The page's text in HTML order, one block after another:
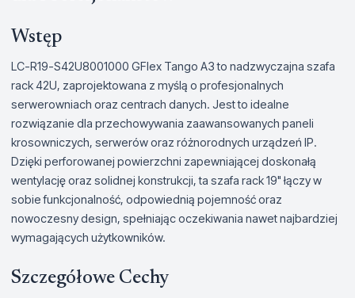
Wstęp
LC-R19-S42U8001000 GFlex Tango A3 to nadzwyczajna szafa
rack 42U, zaprojektowana z myślą o profesjonalnych
serwerowniach oraz centrach danych. Jest to idealne
rozwiązanie dla przechowywania zaawansowanych paneli
krosowniczych, serwerów oraz różnorodnych urządzeń IP.
Dzięki perforowanej powierzchni zapewniającej doskonałą
wentylację oraz solidnej konstrukcji, ta szafa rack 19" łączy w
sobie funkcjonalność, odpowiednią pojemność oraz
nowoczesny design, spełniając oczekiwania nawet najbardziej
wymagających użytkowników.
Szczegółowe Cechy